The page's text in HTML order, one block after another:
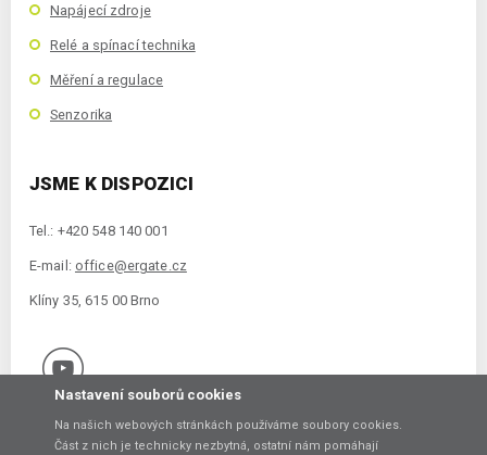
Napájecí zdroje
Relé a spínací technika
Měření a regulace
Senzorika
JSME K DISPOZICI
Tel.: +420 548 140 001
E-mail: office@ergate.cz
Klíny 35, 615 00 Brno
Nastavení souborů cookies
Na našich webových stránkách používáme soubory cookies.
Část z nich je technicky nezbytná, ostatní nám pomáhají